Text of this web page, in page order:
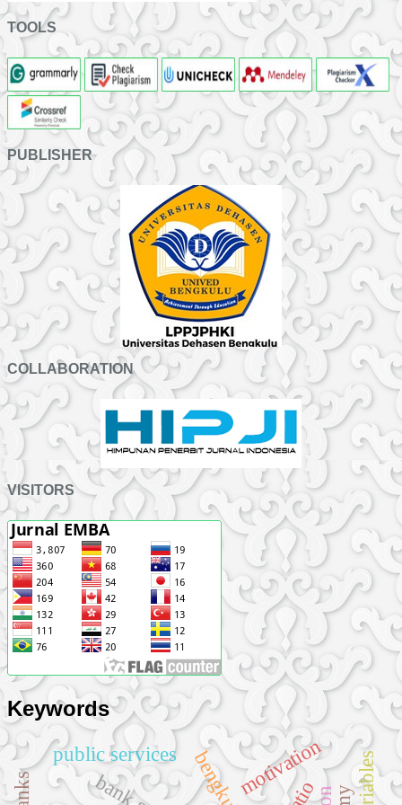
TOOLS
PUBLISHER
COLLABORATION
VISITORS
Keywords
bengkulumotivation
public services